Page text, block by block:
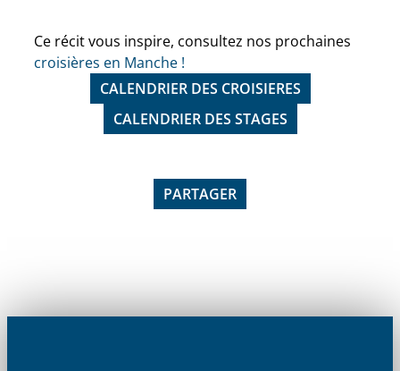
Ce récit vous inspire, consultez nos prochaines
croisières en Manche !
CALENDRIER DES CROISIERES
CALENDRIER DES STAGES
PARTAGER